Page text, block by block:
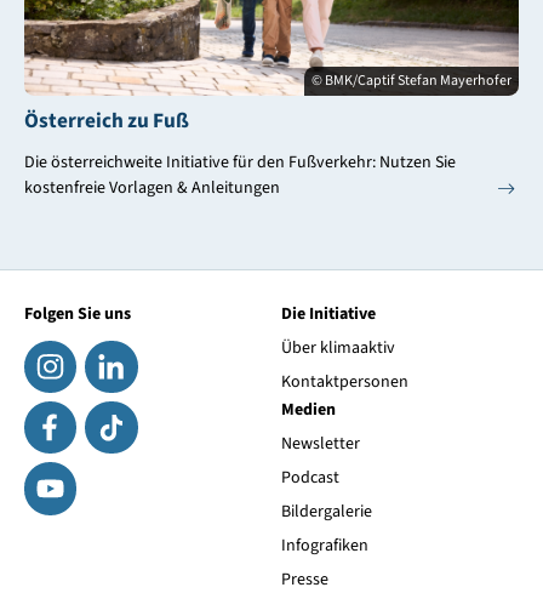
© BMK/Captif Stefan Mayerhofer
Österreich zu Fuß
Die österreichweite Initiative für den Fußverkehr: Nutzen Sie
kostenfreie Vorlagen & Anleitungen
Folgen Sie uns
Die Initiative
Über klimaaktiv
Kontaktpersonen
Medien
Newsletter
Podcast
Bildergalerie
Infografiken
Presse